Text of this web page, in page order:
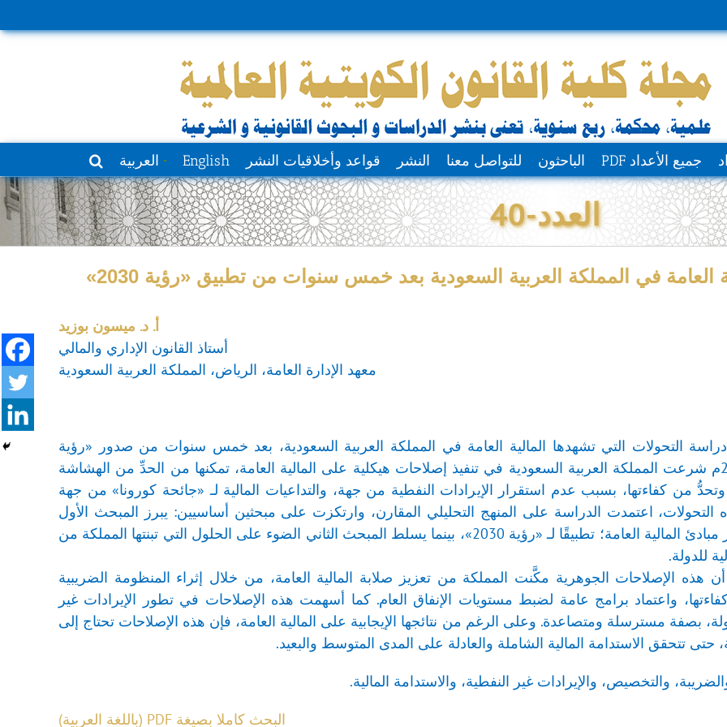
جميع الأعداد PDF الباحثون للتواصل معنا النشر قواعد وأخلاقيات النشر English العربية
العدد-40
العامة في المملكة العربية السعودية بعد خمس سنوات من تطبيق «رؤية 2030»
أ. د. ميسون بوزيد
أستاذ القانون الإداري والمالي
معهد الإدارة العامة، الرياض، المملكة العربية السعودية
التحولات التي تشهدها المالية العامة في المملكة العربية السعودية، بعد خمس سنوات من صدور «رؤية
2030»؛ فمنذ عام 2017م شرعت المملكة العربية السعودية في تنفيذ إصلاحات هيكلية على المالية العامة، تمكنها من الحدِّ من الهشاشة
من كفاءتها، بسبب عدم استقرار الإيرادات النفطية من جهة، والتداعيات المالية لـ «جائحة كورونا» من جهة
اعتمدت الدراسة على المنهج التحليلي المقارن، وارتكزت على مبحثين أساسيين: يبرز المبحث الأول
جهود المملكة في تعزيز مبادئ المالية العامة؛ تطبيقًا لـ «رؤية 2030»، بينما يسلط المبحث الثاني الضوء على الحلول التي تبنتها المملكة من
للدولة.
هذه الإصلاحات الجوهرية مكَّنت المملكة من تعزيز صلابة المالية العامة، من خلال إثراء المنظومة الضريبية
واعتماد برامج عامة لضبط مستويات الإنفاق العام. كما أسهمت هذه الإصلاحات في تطور الإيرادات غير
بصفة مسترسلة ومتصاعدة. وعلى الرغم من نتائجها الإيجابية على المالية العامة، فإن هذه الإصلاحات تحتاج إلى
حتى تتحقق الاستدامة المالية الشاملة والعادلة على المدى المتوسط والبعيد.
والتخصيص، والإيرادات غير النفطية، والاستدامة المالية.
البحث كاملا بصيغة PDF (باللغة العربية)